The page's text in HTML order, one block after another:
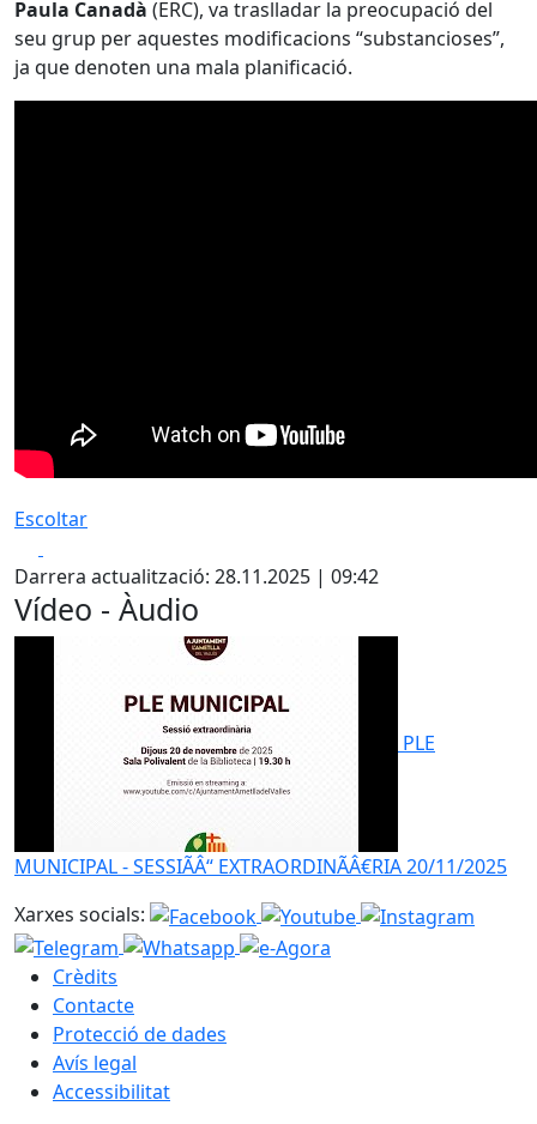
Paula Canadà (ERC), va traslladar la preocupació del
seu grup per aquestes modificacions “substancioses”,
ja que denoten una mala planificació.
Escoltar
Darrera actualització: 28.11.2025 | 09:42
Vídeo - Àudio
PLE
MUNICIPAL - SESSIÃÂ“ EXTRAORDINÃÂ€RIA 20/11/2025
Xarxes socials:
Crèdits
Contacte
Protecció de dades
Avís legal
Accessibilitat